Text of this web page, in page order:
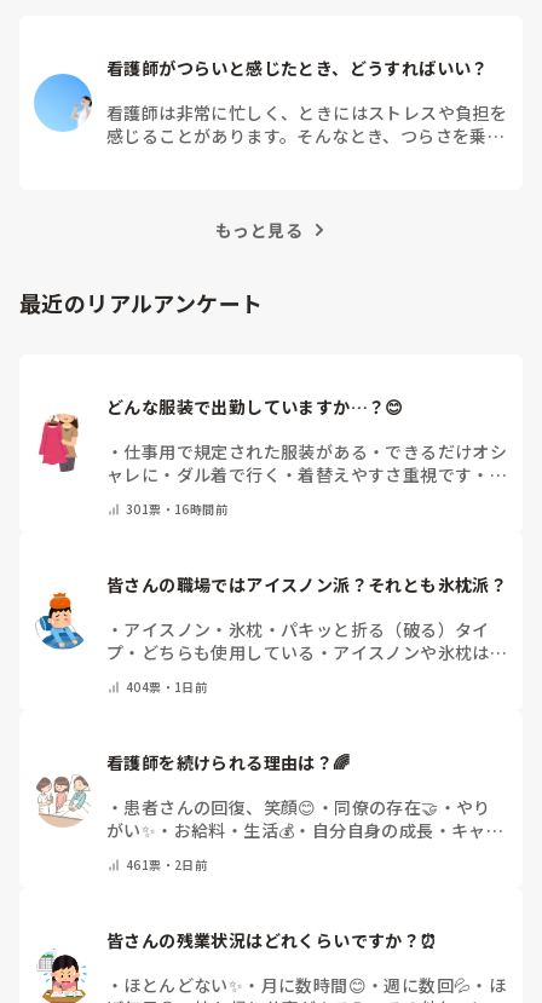
看護師がつらいと感じたとき、どうすればいい？
看護師は非常に忙しく、ときにはストレスや負担を
感じることがあります。そんなとき、つらさを乗り
もっと見る
最近のリアルアンケート
どんな服装で出勤していますか…？😊
・ 仕事用で規定された服装がある ・ できるだけオシ
ャレに ・ ダル着で行く ・着替えやすさ重視です ・ 病
その他(コメントで教えてください)
301票・ 16時間前
皆さんの職場ではアイスノン派？それとも氷枕派？
・ アイスノン ・ 氷枕 ・ パキッと折る（破る）タイ
プ ・ どちらも使用している ・ アイスノンや氷枕は使
404票・ 1日前
看護師を続けられる理由は？🌈
・ 患者さんの回復、笑顔😊 ・ 同僚の存在🤝 ・ やり
がい✨ ・ お給料・生活💰 ・ 自分自身の成長・キャリ
教えてください)
461票・ 2日前
皆さんの残業状況はどれくらいですか？⏰
・ ほとんどない✨ ・ 月に数時間😊 ・週に数回💦 ・ ほ